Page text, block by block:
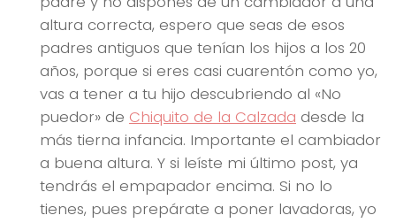
altura correcta, espero que seas de esos
padres antiguos que tenían los hijos a los 20
años, porque si eres casi cuarentón como yo,
vas a tener a tu hijo descubriendo al «No
puedor» de Chiquito de la Calzada desde la
más tierna infancia. Importante el cambiador
a buena altura. Y si leíste mi último post, ya
tendrás el empapador encima. Si no lo
tienes, pues prepárate a poner lavadoras, yo